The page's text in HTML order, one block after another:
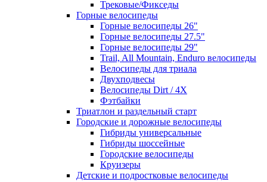
Трековые/Фикседы
Горные велосипеды
Горные велосипеды 26"
Горные велосипеды 27.5"
Горные велосипеды 29"
Trail, All Mountain, Enduro велосипеды
Велосипеды для триала
Двухподвесы
Велосипеды Dirt / 4X
Фэтбайки
Триатлон и раздельный старт
Городские и дорожные велосипеды
Гибриды универсальные
Гибриды шоссейные
Городские велосипеды
Круизеры
Детские и подростковые велосипеды